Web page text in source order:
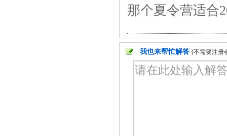
那个夏令营适合
我也来帮忙解答 (不需要注册